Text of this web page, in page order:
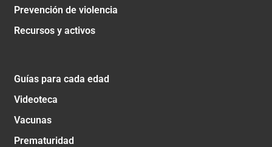
Prevención de violencia
Recursos y activos
Guías para cada edad
Videoteca
Vacunas
Prematuridad